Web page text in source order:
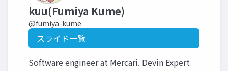
kuu(Fumiya Kume)
@fumiya-kume
スライド一覧
Software engineer at Mercari. Devin Expert